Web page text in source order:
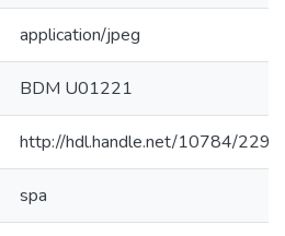
application/jpeg
BDM U01221
http://hdl.handle.net/10784/
spa